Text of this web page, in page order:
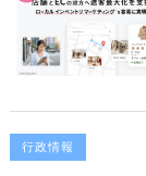
行政情報